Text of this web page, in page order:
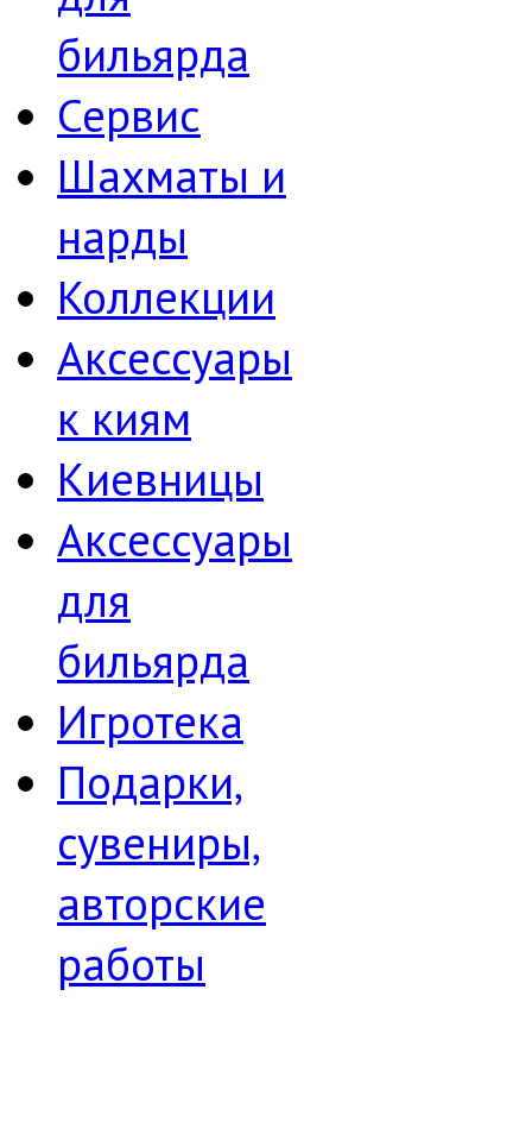
бильярда
Сервис
Шахматы и
нарды
Коллекции
Аксессуары
к киям
Киевницы
Аксессуары
для
бильярда
Игротека
Подарки,
сувениры,
авторские
работы